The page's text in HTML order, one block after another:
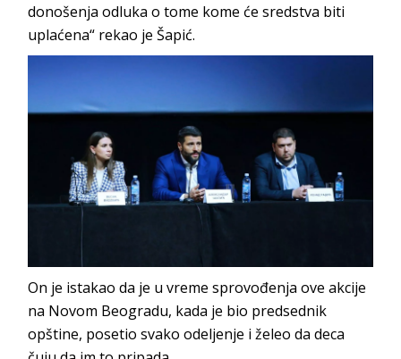
donošenja odluka o tome kome će sredstva biti
uplaćena“ rekao je Šapić.
On je istakao da je u vreme sprovođenja ove akcije
na Novom Beogradu, kada je bio predsednik
opštine, posetio svako odeljenje i želeo da deca